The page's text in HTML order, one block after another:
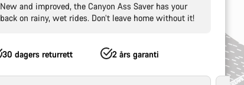
New and improved, the Canyon Ass Saver has your
back on rainy, wet rides. Don’t leave home without it!
30 dagers returrett 2 års garanti